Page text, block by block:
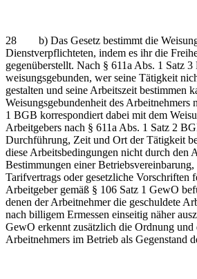
28 b) Das Gesetz bestimmt die
Dienstverpflichteten, indem es ihr die
gegenüberstellt. Nach § 611a Abs. 1 Satz
weisungsgebunden, wer seine Tätigkeit
gestalten und seine Arbeitszeit bestimmen
Weisungsgebundenheit des Arbeitnehmers
1 BGB korrespondiert dabei mit dem
Arbeitgebers nach § 611a Abs. 1 Satz 2
Durchführung, Zeit und Ort der Tätigkeit
diese Arbeitsbedingungen nicht durch den
Bestimmungen einer Betriebsvereinbarung,
Tarifvertrags oder gesetzliche Vorschriften
Arbeitgeber gemäß § 106 Satz 1 GewO
denen der Arbeitnehmer die geschuldete
nach billigem Ermessen einseitig näher
GewO erkennt zusätzlich die Ordnung und
Arbeitnehmers im Betrieb als Gegenstand